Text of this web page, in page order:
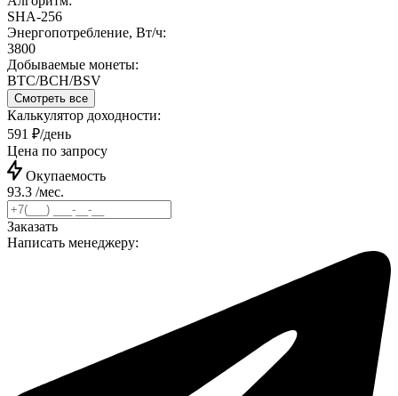
SHA-256
Энергопотребление, Вт/ч:
3800
Добываемые монеты:
BTC/BCH/BSV
Смотреть все
Калькулятор доходности:
591 ₽/день
Цена по запросу
Окупаемость
93.3 /мес.
Заказать
Написать менеджеру: